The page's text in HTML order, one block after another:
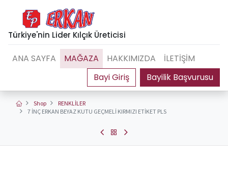
Türkiye'nin Lider Kılçık Üreticisi
Bayilik Başvurusu
ANA SAYFA MAĞAZA HAKKIMIZDA İLETİŞİM
Shop
RENKLİLER
7 İNÇ ERKAN BEYAZ KUTU GEÇMELİ KIRMIZI ETİKET PLS